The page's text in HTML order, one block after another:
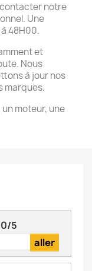
notre
Une
48H00.
et
Nous
à jour nos
marques.
moteur, une
0/5